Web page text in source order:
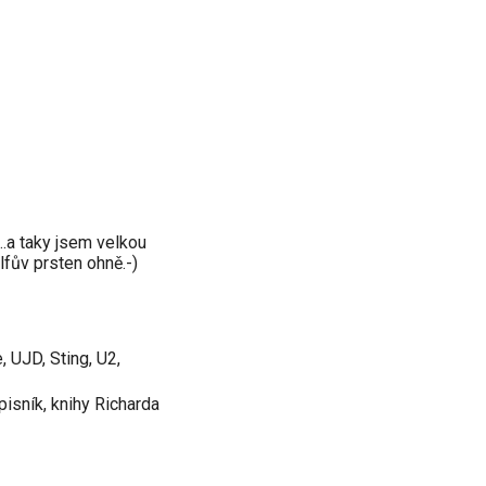
taky jsem velkou
prsten ohně.-)
UJD, Sting, U2,
knihy Richarda